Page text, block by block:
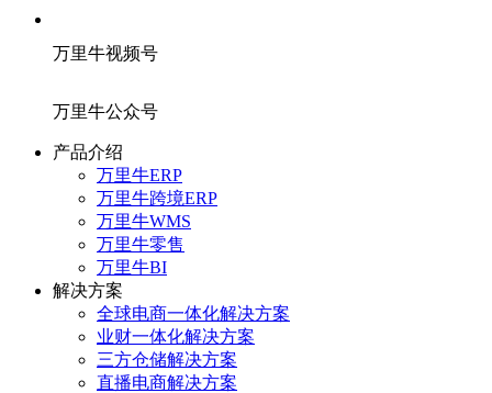
万里牛视频号
万里牛公众号
产品介绍
万里牛ERP
万里牛跨境ERP
万里牛WMS
万里牛零售
万里牛BI
解决方案
全球电商一体化解决方案
业财一体化解决方案
三方仓储解决方案
直播电商解决方案